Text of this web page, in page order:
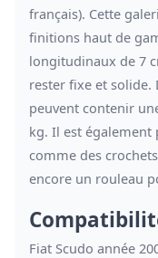
français). Cette
finitions haut de
longitudinaux de 7
rester fixe et solide.
peuvent contenir
kg. Il est également
comme des
encore un rouleau
Fiat Scudo année